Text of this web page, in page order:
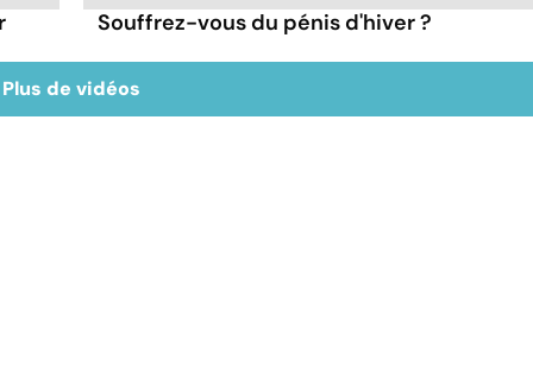
Souffrez-vous du pénis d'hiver ?
Plus de vidéos